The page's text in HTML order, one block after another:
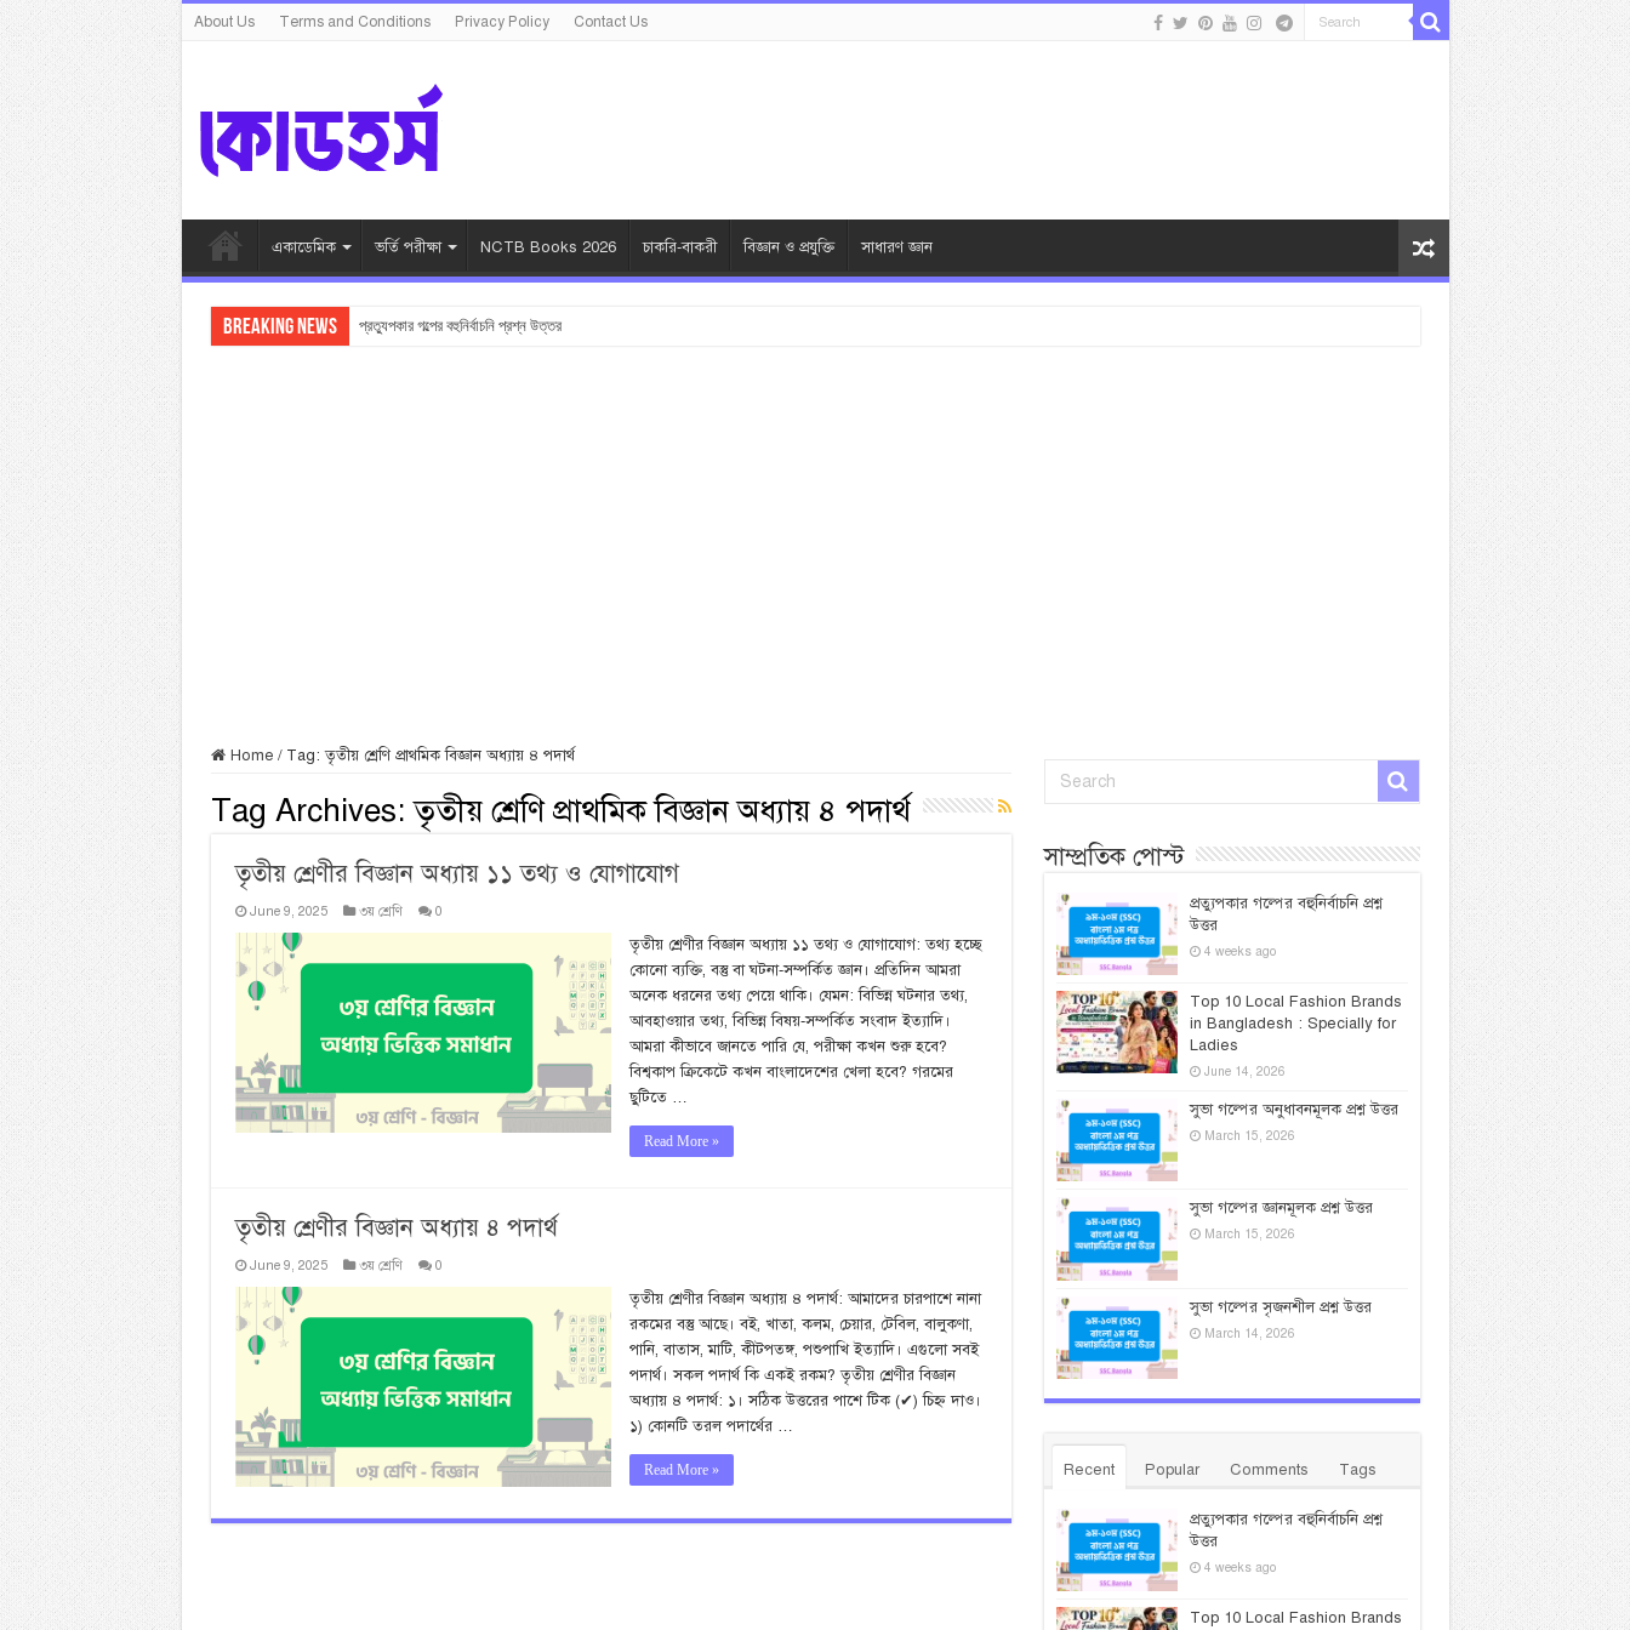
About Us Terms and Conditions Privacy Policy Contact Us
একাডেমিক ভর্তি পরীক্ষা NCTB Books 2026 চাকরি-বাকরী বিজ্ঞান ও প্রযুক্তি সাধারণ জ্ঞান
Breaking News প্রত্যুপকার গল্পের বহুনির্বাচনি প্রশ্ন উত্তর
Home / Tag:তৃতীয় শ্রেণি প্রাথমিক বিজ্ঞান অধ্যায় ৪ পদার্থ
Tag Archives:তৃতীয় শ্রেণি প্রাথমিক বিজ্ঞান অধ্যায় ৪ পদার্থ
তৃতীয় শ্রেণীর বিজ্ঞান অধ্যায় ১১ তথ্য ও যোগাযোগ
June 9, 2025 ৩য় শ্রেণি 0
তৃতীয় শ্রেণীর বিজ্ঞান অধ্যায় ১১ তথ্য ও যোগাযোগ: তথ্য হচ্ছে
কোনো ব্যক্তি, বস্তু বা ঘটনা-সম্পর্কিত জ্ঞান। প্রতিদিন আমরা
অনেক ধরনের তথ্য পেয়ে থাকি। যেমন: বিভিন্ন ঘটনার তথ্য,
আবহাওয়ার তথ্য, বিভিন্ন বিষয়-সম্পর্কিত সংবাদ ইত্যাদি।
আমরা কীভাবে জানতে পারি যে, পরীক্ষা কখন শুরু হবে?
বিশ্বকাপ ক্রিকেটে কখন বাংলাদেশের খেলা হবে? গরমের
ছুটিতে …
Read More »
তৃতীয় শ্রেণীর বিজ্ঞান অধ্যায় ৪ পদার্থ
June 9, 2025 ৩য় শ্রেণি 0
তৃতীয় শ্রেণীর বিজ্ঞান অধ্যায় ৪ পদার্থ: আমাদের চারপাশে নানা
রকমের বস্তু আছে। বই, খাতা, কলম, চেয়ার, টেবিল, বালুকণা,
পানি, বাতাস, মাটি, কীটপতঙ্গ, পশুপাখি ইত্যাদি। এগুলো সবই
পদার্থ। সকল পদার্থ কি একই রকম? তৃতীয় শ্রেণীর বিজ্ঞান
অধ্যায় ৪ পদার্থ: ১। সঠিক উত্তরের পাশে টিক (✔) চিহ্ন দাও।
১) কোনটি তরল পদার্থের …
Read More »
সাম্প্রতিক পোস্ট
প্রত্যুপকার গল্পের বহুনির্বাচনি প্রশ্ন
উত্তর
4 weeks ago
Top 10 Local Fashion Brands
in Bangladesh : Specially for
Ladies
June 14, 2026
সুভা গল্পের অনুধাবনমূলক প্রশ্ন উত্তর
March 15, 2026
সুভা গল্পের জ্ঞানমূলক প্রশ্ন উত্তর
March 15, 2026
সুভা গল্পের সৃজনশীল প্রশ্ন উত্তর
March 14, 2026
Recent Popular Comments Tags
প্রত্যুপকার গল্পের বহুনির্বাচনি প্রশ্ন
উত্তর
4 weeks ago
Top 10 Local Fashion Brands